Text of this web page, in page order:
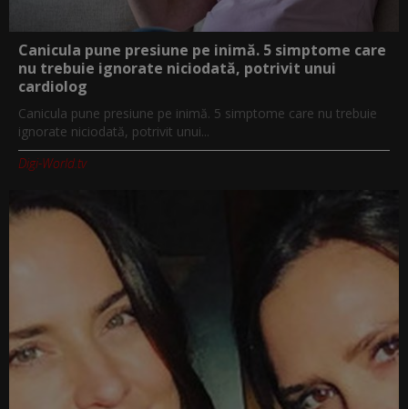
Canicula pune presiune pe inimă. 5 simptome care
nu trebuie ignorate niciodată, potrivit unui
cardiolog
Canicula pune presiune pe inimă. 5 simptome care nu trebuie
ignorate niciodată, potrivit unui...
Digi-World.tv